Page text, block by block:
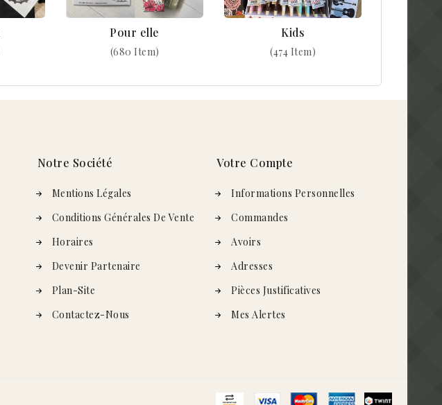
Pour elle
(680 Item)
Kids
(474 Item)
Notre Société
Mentions Légales
Conditions Générales De Vente
Horaires
Devenir Partenaire
Plan-Site
Contactez-Nous
Votre Compte
Informations Personnelles
Commandes
Avoirs
Adresses
Pièces Justificatives
Mes Alertes